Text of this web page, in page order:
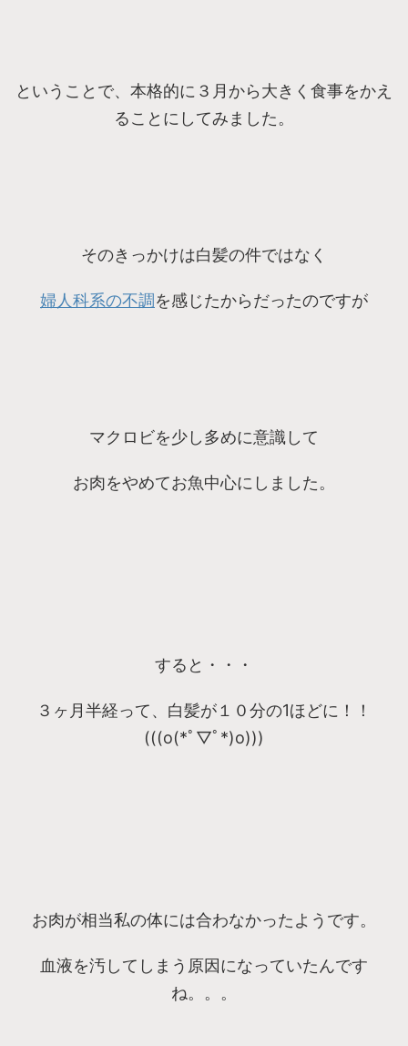
ということで、本格的に３月から大きく食事をかえ
ることにしてみました。
そのきっかけは白髪の件ではなく
婦人科系の不調を感じたからだったのですが
マクロビを少し多めに意識して
お肉をやめてお魚中心にしました。
すると・・・
３ヶ月半経って、白髪が１０分の1ほどに！！
(((o(*ﾟ▽ﾟ*)o)))
お肉が相当私の体には合わなかったようです。
血液を汚してしまう原因になっていたんです
ね。。。